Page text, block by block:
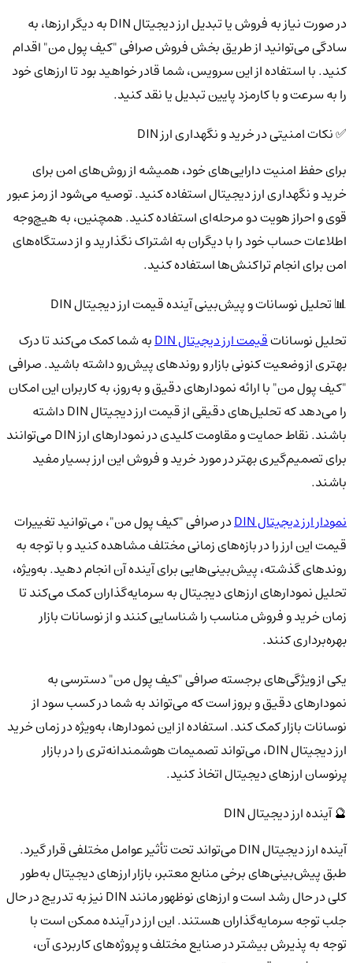
در صورت نیاز به فروش یا تبدیل ارز دیجیتال DIN به دیگر ارزها، به
سادگی می‌توانید از طریق بخش فروش صرافی "کیف پول من" اقدام
کنید. با استفاده از این سرویس، شما قادر خواهید بود تا ارزهای خود
را به سرعت و با کارمزد پایین تبدیل یا نقد کنید.
✅ نکات امنیتی در خرید و نگهداری ارز DIN
برای حفظ امنیت دارایی‌های خود، همیشه از روش‌های امن برای
خرید و نگهداری ارز دیجیتال استفاده کنید. توصیه می‌شود از رمز عبور
قوی و احراز هویت دو مرحله‌ای استفاده کنید. همچنین، به هیچ‌وجه
اطلاعات حساب خود را با دیگران به اشتراک نگذارید و از دستگاه‌های
امن برای انجام تراکنش‌ها استفاده کنید.
📊 تحلیل نوسانات و پیش‌بینی آینده قیمت ارز دیجیتال DIN
تحلیل نوساناتقیمت ارز دیجیتال DIN
به شما کمک می‌کند تا درک
بهتری از وضعیت کنونی بازار و روندهای پیش‌رو داشته باشید. صرافی
"کیف پول من" با ارائه نمودارهای دقیق و به‌روز، به کاربران این امکان
را می‌دهد که تحلیل‌های دقیقی از قیمت ارز دیجیتال DIN داشته
باشند. نقاط حمایت و مقاومت کلیدی در نمودارهای ارز DIN می‌توانند
برای تصمیم‌گیری بهتر در مورد خرید و فروش این ارز بسیار مفید
باشند.
نمودار ارز دیجیتال DIN
در صرافی "کیف پول من"، می‌توانید تغییرات
قیمت این ارز را در بازه‌های زمانی مختلف مشاهده کنید و با توجه به
روندهای گذشته، پیش‌بینی‌هایی برای آینده آن انجام دهید. به‌ویژه،
تحلیل نمودارهای ارزهای دیجیتال به سرمایه‌گذاران کمک می‌کند تا
زمان خرید و فروش مناسب را شناسایی کنند و از نوسانات بازار
بهره‌برداری کنند.
یکی از ویژگی‌های برجسته صرافی "کیف پول من" دسترسی به
نمودارهای دقیق و بروز است که می‌تواند به شما در کسب سود از
نوسانات بازار کمک کند. استفاده از این نمودارها، به‌ویژه در زمان خرید
ارز دیجیتال DIN، می‌تواند تصمیمات هوشمندانه‌تری را در بازار
پرنوسان ارزهای دیجیتال اتخاذ کنید.
🔮 آینده ارز دیجیتال DIN
آینده ارز دیجیتال DIN می‌تواند تحت تأثیر عوامل مختلفی قرار گیرد.
طبق پیش‌بینی‌های برخی منابع معتبر، بازار ارزهای دیجیتال به‌طور
کلی در حال رشد است و ارزهای نوظهور مانند DIN نیز به تدریج در حال
جلب توجه سرمایه‌گذاران هستند. این ارز در آینده ممکن است با
توجه به پذیرش بیشتر در صنایع مختلف و پروژه‌های کاربردی آن،